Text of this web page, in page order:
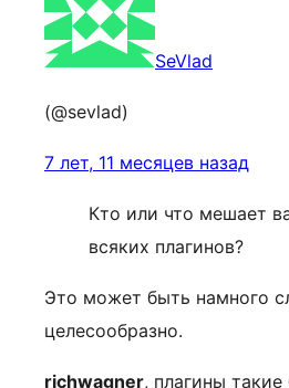
SeVlad
(@sevlad)
7 лет, 11 месяцев назад
Кто или что мешает
всяких плагинов?
Это может быть намного
целесообразно.
richwagner, плагины